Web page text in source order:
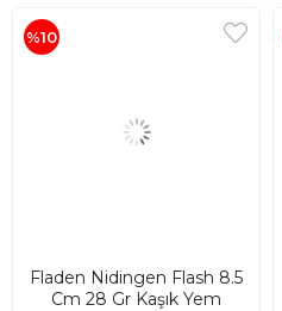
Fladen Nidingen Flash 8.5
Cm 28 Gr Kaşık Yem
%10